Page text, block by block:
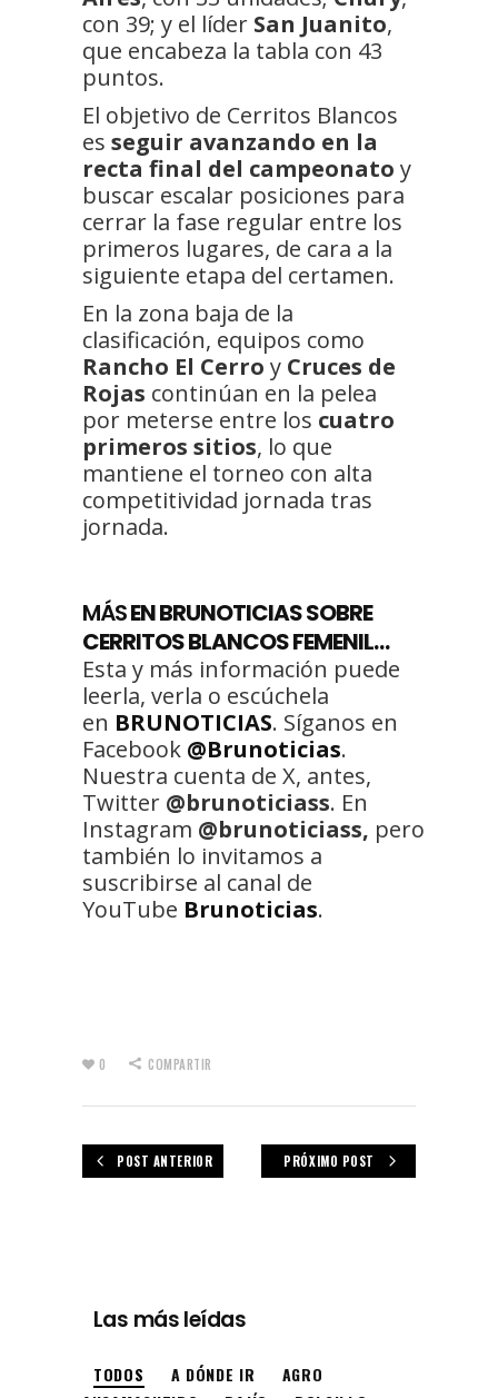
con 39; y el líder San Juanito,
que encabeza la tabla con 43
puntos.
El objetivo de Cerritos Blancos
es seguir avanzando en la
recta final del campeonato y
buscar escalar posiciones para
cerrar la fase regular entre los
primeros lugares, de cara a la
siguiente etapa del certamen.
En la zona baja de la
clasificación, equipos como
Rancho El Cerro y Cruces de
Rojas continúan en la pelea
por meterse entre los cuatro
primeros sitios, lo que
mantiene el torneo con alta
competitividad jornada tras
jornada.
MÁSEN BRUNOTICIAS SOBRE
CERRITOS BLANCOS FEMENIL…
Esta y más información puede
leerla, verla o escúchela
en BRUNOTICIAS. Síganos en
Facebook @Brunoticias.
Nuestra cuenta de X, antes,
Twitter @brunoticiass. En
Instagram @brunoticiass, pero
también lo invitamos a
suscribirse al canal de
YouTube Brunoticias.
0 COMPARTIR
POST ANTERIOR PRÓXIMO POST
Las más leídas
TODOS A DÓNDE IR
AGRO